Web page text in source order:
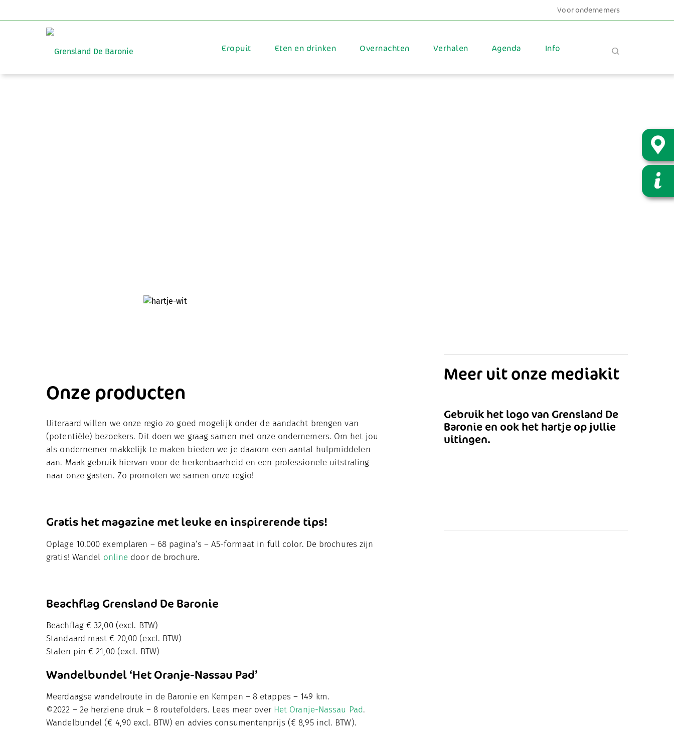
Voor ondernemers
Eropuit Eten en drinken Overnachten Verhalen Agenda Info
Onze producten
Uiteraard willen we onze regio zo goed mogelijk onder de aandacht brengen van
(potentiële) bezoekers. Dit doen we graag samen met onze ondernemers. Om het jou
als ondernemer makkelijk te maken bieden we je daarom een aantal hulpmiddelen
aan. Maak gebruik hiervan voor de herkenbaarheid en een professionele uitstraling
naar onze gasten. Zo promoten we samen onze regio!
Gratis het magazine met leuke en inspirerende tips!
Oplage 10.000 exemplaren – 68 pagina’s – A5-formaat in full color. De brochures zijn
gratis! Wandel online door de brochure.
Beachflag Grensland De Baronie
Beachflag € 32,00 (excl. BTW)
Standaard mast € 20,00 (excl. BTW)
Stalen pin € 21,00 (excl. BTW)
Wandelbundel ‘Het Oranje-Nassau Pad’
Meerdaagse wandelroute in de Baronie en Kempen – 8 etappes – 149 km.
©2022 – 2e herziene druk – 8 routefolders. Lees meer over Het Oranje-Nassau Pad.
Wandelbundel (€ 4,90 excl. BTW) en advies consumentenprijs (€ 8,95 incl. BTW).
Meer uit onze mediakit
Gebruik het logo van Grensland De
Baronie en ook het hartje op jullie
uitingen.